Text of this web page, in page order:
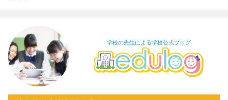
学校の先生による学校公式ブログ